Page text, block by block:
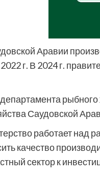
Аравии
г. В 2024 г.
Саудовской
работает над
качество
сектор к